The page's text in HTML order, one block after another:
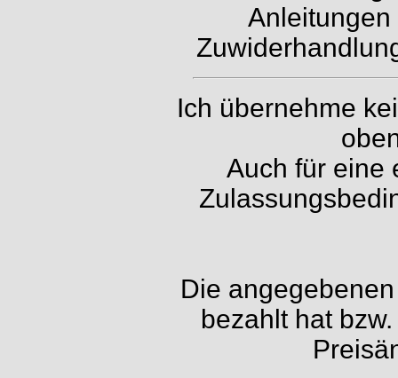
Anleitungen
Ich übernehme
Auch für eine
Die
bezahlt hat